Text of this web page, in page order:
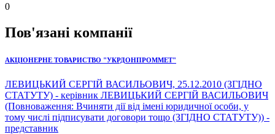
0
Пов'язані компанії
АКЦІОНЕРНЕ ТОВАРИСТВО "УКРДОНПРОММЕТ"
ЛЕВИЦЬКИЙ СЕРГІЙ ВАСИЛЬОВИЧ, 25.12.2010 (ЗГІДНО
СТАТУТУ) - керівник ЛЕВИЦЬКИЙ СЕРГІЙ ВАСИЛЬОВИЧ
(Повноваження: Вчиняти дії від імені юридичної особи, у
тому числі підписувати договори тощо (ЗГІДНО СТАТУТУ)) -
представник